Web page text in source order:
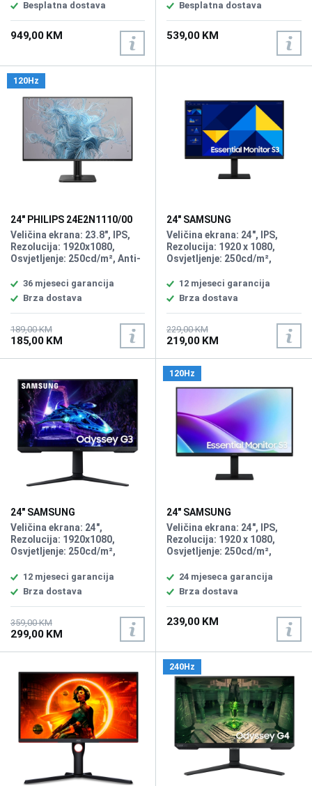
C, 3xUSB 3.0, LAN, 3W
zvučnici
Besplatna dostava
949,00 KM
C, 3xUSB 3.2.
Besplatna dostava
539,00 KM
120Hz
24" PHILIPS 24E2N1110/00
120Hz Display
Veličina ekrana: 23.8", IPS,
Rezolucija: 1920x1080,
Osvjetljenje: 250cd/m², Anti-
25%, Vrijeme odziva: 4ms,
Osvježenje: 120Hz, Priključci:
VGA, HDMI
36 mjeseci garancija
Brza dostava
189,00 KM
185,00 KM
24" SAMSUNG
LS24D304GAUXEN Essential
S30GD 100Hz Display
Veličina ekrana: 24", IPS,
Rezolucija: 1920 x 1080,
Osvjetljenje: 250cd/m²,
Osvježenje: 100Hz, Kontrast:
1.000:1, Priključci: HDMI 1.4,
D-Sub, Speaker: No
12 mjeseci garancija
Brza dostava
229,00 KM
219,00 KM
24" SAMSUNG
LS24DG300EUXEN Odyssey
Gaming G30D 180Hz Display
Veličina ekrana: 24",
Rezolucija: 1920x1080,
Osvjetljenje: 250cd/m²,
Osvježenje: 180Hz, FreeSync,
Kontrast: 3.000:1, Priključci:
HDMI 2.0, DisplayPort 1.4,
USB Type-A, Ulaz za
slušalice, Pivot
12 mjeseci garancija
Brza dostava
359,00 KM
299,00 KM
120Hz
24" SAMSUNG
LS24F320GAUXEN Essential
S3 S32GF 120Hz Display
Veličina ekrana: 24", IPS,
Rezolucija: 1920 x 1080,
Osvjetljenje: 250cd/m²,
Osvježenje: 120Hz, Priključci:
2xHDMI
24 mjeseca garancija
Brza dostava
239,00 KM
240Hz